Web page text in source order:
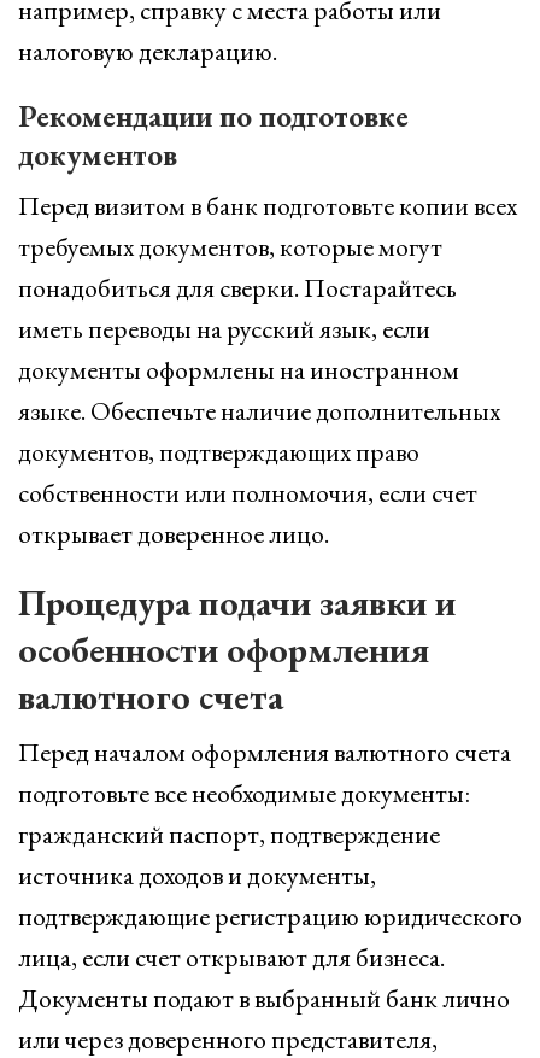
например, справку с места работы или
налоговую декларацию.
Рекомендации по подготовке
документов
Перед визитом в банк подготовьте копии всех
требуемых документов, которые могут
понадобиться для сверки. Постарайтесь
иметь переводы на русский язык, если
документы оформлены на иностранном
языке. Обеспечьте наличие дополнительных
документов, подтверждающих право
собственности или полномочия, если счет
открывает доверенное лицо.
Процедура подачи заявки и
особенности оформления
валютного счета
Перед началом оформления валютного счета
подготовьте все необходимые документы:
гражданский паспорт, подтверждение
источника доходов и документы,
подтверждающие регистрацию юридического
лица, если счет открывают для бизнеса.
Документы подают в выбранный банк лично
или через доверенного представителя,